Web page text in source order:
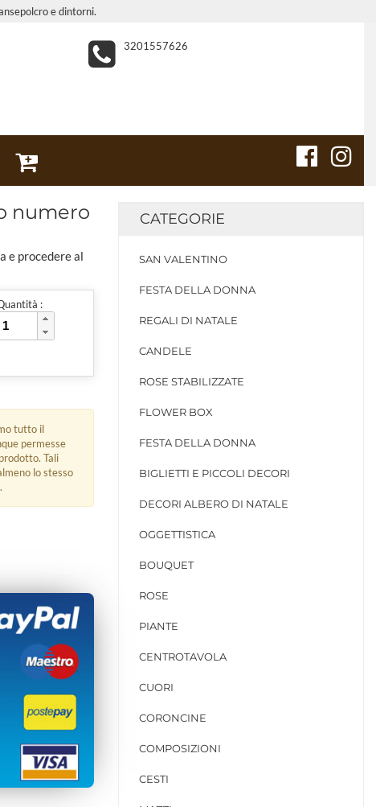
e dintorni.
3201557626
numero
e procedere al
:
tutto il
permesse
Tali
lo stesso
CATEGORIE
SAN VALENTINO
FESTA DELLA DONNA
REGALI DI NATALE
CANDELE
ROSE STABILIZZATE
FLOWER BOX
FESTA DELLA DONNA
BIGLIETTI E PICCOLI DECORI
DECORI ALBERO DI NATALE
OGGETTISTICA
BOUQUET
ROSE
PIANTE
CENTROTAVOLA
CUORI
CORONCINE
COMPOSIZIONI
CESTI